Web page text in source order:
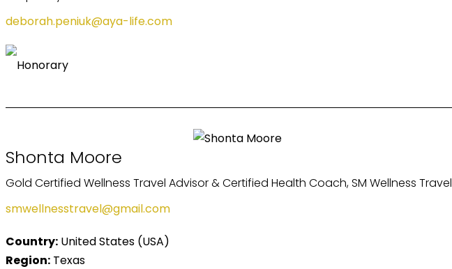
deborah.peniuk@aya-life.com
Shonta Moore
Gold Certified Wellness Travel Advisor & Certified Health Coach, SM Wellness Travel
smwellnesstravel@gmail.com
Country: United States (USA)
Region: Texas